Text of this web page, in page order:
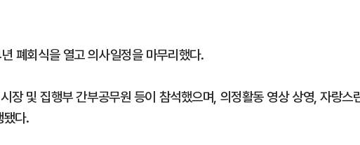
폐회식을 열고 의사일정을 마무리했다.
장 및 집행부 간부공무원 등이 참석했으며, 의정활동 영상 상영, 자랑스
됐다.